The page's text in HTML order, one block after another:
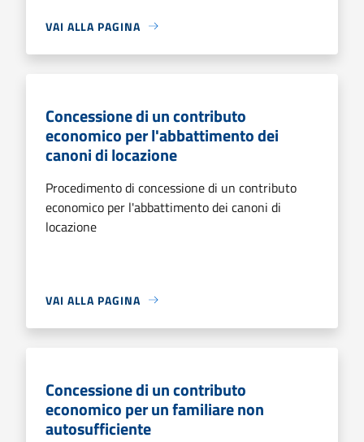
VAI ALLA PAGINA
Concessione di un contributo
economico per l'abbattimento dei
canoni di locazione
Procedimento di concessione di un contributo
economico per l'abbattimento dei canoni di
locazione
VAI ALLA PAGINA
Concessione di un contributo
economico per un familiare non
autosufficiente